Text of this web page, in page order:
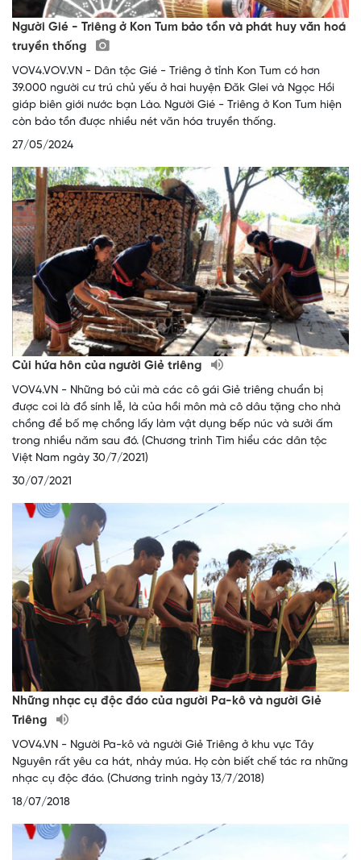
Người Gié - Triêng ở Kon Tum bảo tồn và phát huy văn hoá
truyền thống
VOV4.VOV.VN - Dân tộc Gié - Triêng ở tỉnh Kon Tum có hơn
39.000 người cư trú chủ yếu ở hai huyện Đăk Glei và Ngọc Hồi
giáp biên giới nước bạn Lào. Người Gié - Triêng ở Kon Tum hiện
còn bảo tồn được nhiều nét văn hóa truyền thống.
27/05/2024
Củi hứa hôn của người Giẻ triêng
VOV4.VN - Những bó củi mà các cô gái Giẻ triêng chuẩn bị
được coi là đồ sính lễ, là của hồi môn mà cô dâu tặng cho nhà
chồng để bố mẹ chồng lấy làm vật dụng bếp núc và sưởi ấm
trong nhiều năm sau đó. (Chương trình Tìm hiểu các dân tộc
Việt Nam ngày 30/7/2021)
30/07/2021
Những nhạc cụ độc đáo của người Pa-kô và người Giẻ
Triêng
VOV4.VN - Người Pa-kô và người Giẻ Triêng ở khu vực Tây
Nguyên rất yêu ca hát, nhảy múa. Họ còn biết chế tác ra những
nhạc cụ độc đáo. (Chương trình ngày 13/7/2018)
18/07/2018